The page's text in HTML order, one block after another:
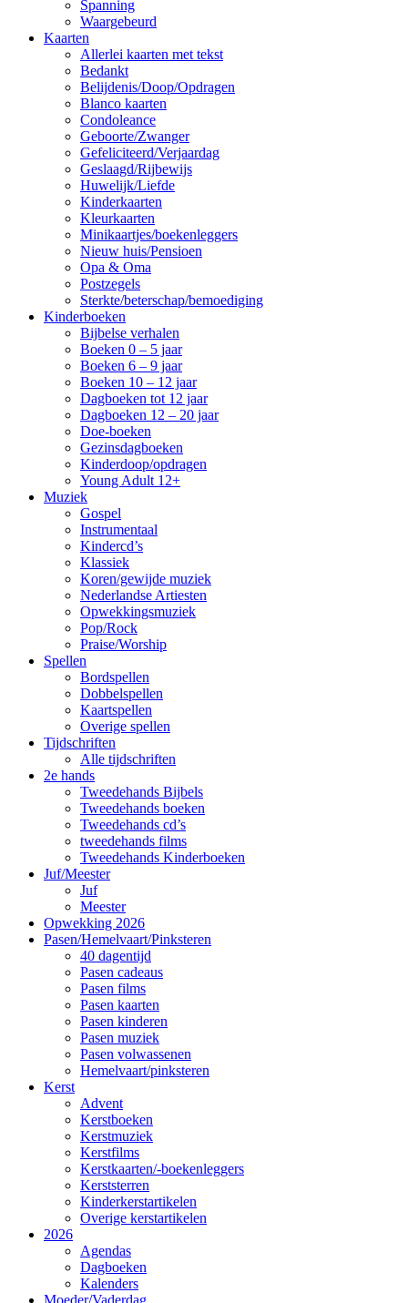
Spanning
Waargebeurd
Kaarten
Allerlei kaarten met tekst
Bedankt
Belijdenis/Doop/Opdragen
Blanco kaarten
Condoleance
Geboorte/Zwanger
Gefeliciteerd/Verjaardag
Geslaagd/Rijbewijs
Huwelijk/Liefde
Kinderkaarten
Kleurkaarten
Minikaartjes/boekenleggers
Nieuw huis/Pensioen
Opa & Oma
Postzegels
Sterkte/beterschap/bemoediging
Kinderboeken
Bijbelse verhalen
Boeken 0 – 5 jaar
Boeken 6 – 9 jaar
Boeken 10 – 12 jaar
Dagboeken tot 12 jaar
Dagboeken 12 – 20 jaar
Doe-boeken
Gezinsdagboeken
Kinderdoop/opdragen
Young Adult 12+
Muziek
Gospel
Instrumentaal
Kindercd’s
Klassiek
Koren/gewijde muziek
Nederlandse Artiesten
Opwekkingsmuziek
Pop/Rock
Praise/Worship
Spellen
Bordspellen
Dobbelspellen
Kaartspellen
Overige spellen
Tijdschriften
Alle tijdschriften
2e hands
Tweedehands Bijbels
Tweedehands boeken
Tweedehands cd’s
tweedehands films
Tweedehands Kinderboeken
Juf/Meester
Juf
Meester
Opwekking 2026
Pasen/Hemelvaart/Pinksteren
40 dagentijd
Pasen cadeaus
Pasen films
Pasen kaarten
Pasen kinderen
Pasen muziek
Pasen volwassenen
Hemelvaart/pinksteren
Kerst
Advent
Kerstboeken
Kerstmuziek
Kerstfilms
Kerstkaarten/-boekenleggers
Kerststerren
Kinderkerstartikelen
Overige kerstartikelen
2026
Agendas
Dagboeken
Kalenders
Moeder/Vaderdag